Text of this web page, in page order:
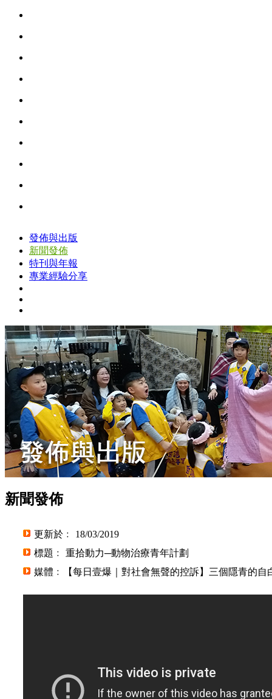
發佈與出版
新聞發佈
特刊與年報
專業經驗分享
新聞發佈
更新於﹕ 18/03/2019
標題﹕ 重拾動力─動物治療青年計劃
媒體﹕【每日壹爆｜對社會無聲的控訴】三個隱青的自